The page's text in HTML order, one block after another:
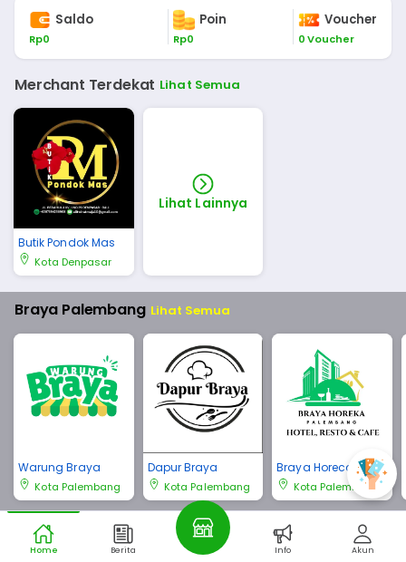
Saldo
Rp0
Poin
Rp0
Voucher
0 Voucher
Merchant Terdekat Lihat Semua
Butik Pondok Mas
Kota Denpasar
Lihat Lainnya
Braya Palembang Lihat Semua
Warung Braya
Kota Palembang
Dapur Braya
Kota Palembang
Braya Horeca Pale
mbang
Kota Palembang
Braya Bali Lihat Semua
Home Berita Info Akun